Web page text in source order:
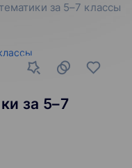
за 5–7 классы
за 5–7